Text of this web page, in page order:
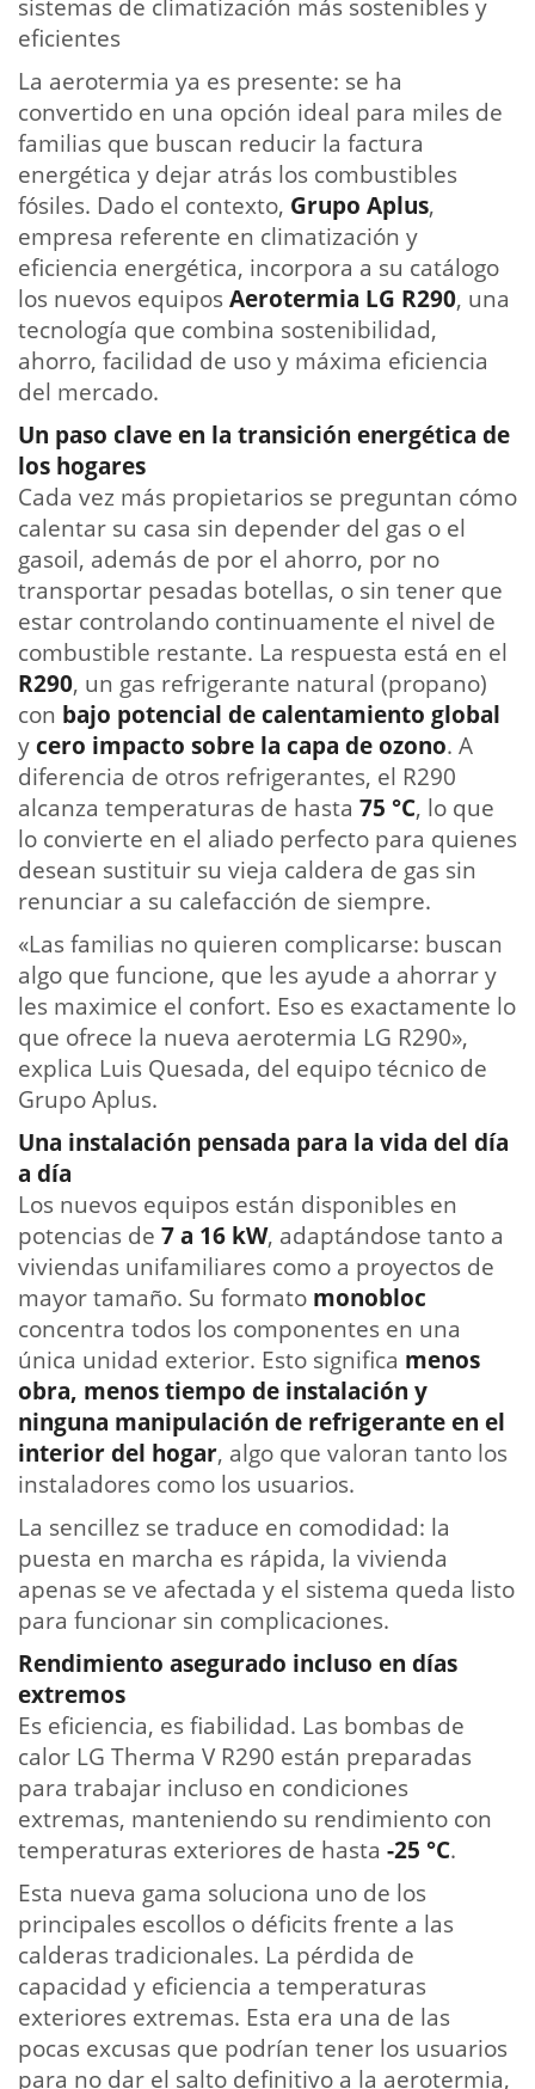
sistemas de climatización más sostenibles y
eficientes
La aerotermia ya es presente: se ha
convertido en una opción ideal para miles de
familias que buscan reducir la factura
energética y dejar atrás los combustibles
fósiles. Dado el contexto, Grupo Aplus,
empresa referente en climatización y
eficiencia energética, incorpora a su catálogo
los nuevos equiposAerotermia LG R290, una
tecnología que combina sostenibilidad,
ahorro, facilidad de uso y máxima eficiencia
del mercado.
Un paso clave en la transición energética de
los hogares
Cada vez más propietarios se preguntan cómo
calentar su casa sin depender del gas o el
gasoil, además de por el ahorro, por no
transportar pesadas botellas, o sin tener que
estar controlando continuamente el nivel de
combustible restante. La respuesta está en el
R290, un gas refrigerante natural (propano)
con bajo potencial de calentamiento global
ycero impacto sobre la capa de ozono. A
diferencia de otros refrigerantes, el R290
alcanza temperaturas de hasta 75 °C, lo que
lo convierte en el aliado perfecto para quienes
desean sustituir su vieja caldera de gas sin
renunciar a su calefacción de siempre.
«Las familias no quieren complicarse: buscan
algo que funcione, que les ayude a ahorrar y
les maximice el confort. Eso es exactamente lo
que ofrece la nueva aerotermia LG R290»,
explica Luis Quesada, del equipo técnico de
Grupo Aplus.
Una instalación pensada para la vida del día
a día
Los nuevos equipos están disponibles en
potencias de 7 a 16 kW, adaptándose tanto a
viviendas unifamiliares como a proyectos de
mayor tamaño. Su formato monobloc
concentra todos los componentes en una
única unidad exterior. Esto significa menos
obra, menos tiempo de instalación y
ninguna manipulación de refrigerante en el
interior del hogar, algo que valoran tanto los
instaladores como los usuarios.
La sencillez se traduce en comodidad: la
puesta en marcha es rápida, la vivienda
apenas se ve afectada y el sistema queda listo
para funcionar sin complicaciones.
Rendimiento asegurado incluso en días
extremos
Es eficiencia, es fiabilidad. Las bombas de
calor LG Therma V R290 están preparadas
para trabajar incluso en condiciones
extremas, manteniendo su rendimiento con
temperaturas exteriores de hasta -25 °C.
Esta nueva gama soluciona uno de los
principales escollos o déficits frente a las
calderas tradicionales. La pérdida de
capacidad y eficiencia a temperaturas
exteriores extremas. Esta era una de las
pocas excusas que podrían tener los usuarios
para no dar el salto definitivo a la aerotermia,